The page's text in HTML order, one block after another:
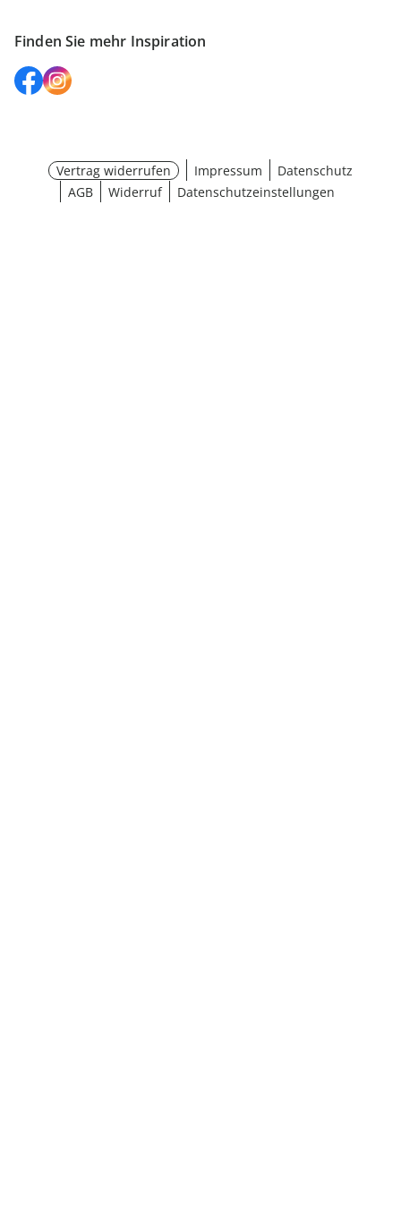
Finden Sie mehr Inspiration
Vertrag widerrufen Impressum
Datenschutz
AGB
Widerruf Datenschutzeinstellungen